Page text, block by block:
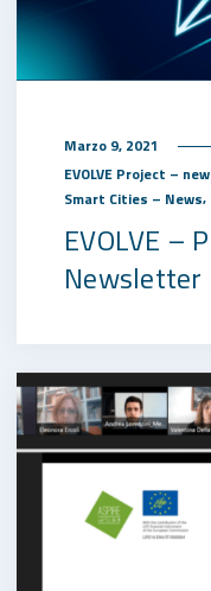
Marzo 9, 2021
EVOLVE Project –
Smart Cities – News,
EVOLVE –
Newsletter